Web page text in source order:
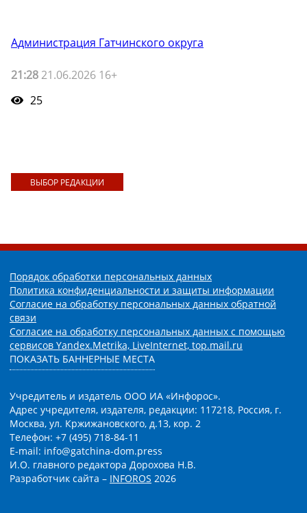
Администрация Гатчинского округа
21:28 21.06.2026 16+
25
ВЫБОР РЕДАКЦИИ
Порядок обработки персональных данных
Политика конфиденциальности и защиты информации
Согласие на обработку персональных данных обратной
связи
Согласие на обработку персональных данных с помощью
сервисов Yandex.Metrika, LiveInternet, top.mail.ru
ПОКАЗАТЬ БАННЕРНЫЕ МЕСТА
Учредитель и издатель ООО ИА «Инфорос».
Адрес учредителя, издателя, редакции: 117218, Россия, г.
Москва, ул. Кржижановского, д.13, кор. 2
Телефон: +7 (495) 718-84-11
E-mail: info@gatchina-dom.press
И.О. главного редактора Дорохова Н.В.
Разработчик сайта – INFOROS 2026